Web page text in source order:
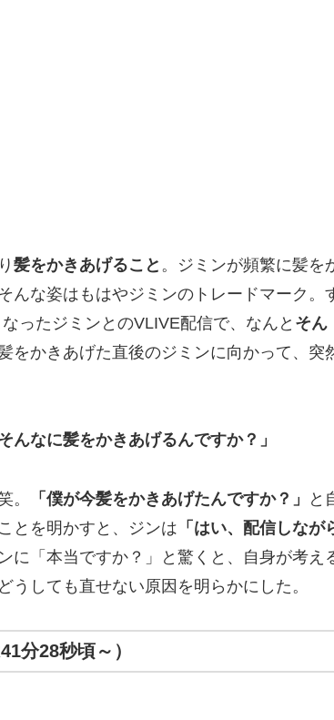
髪をかきあげること 。ジミンが頻繁に髪を
んな姿はもはやジミンのトレードマーク。
ったジミンとのVLIVE配信で、なんと そん
をかきあげた直後のジミンに向かって、突
んなに髪をかきあげるんですか？」
。 「僕が今髪をかきあげたんですか？」
と
とを明かすと、ジンは 「はい、配信しなが
に「本当ですか？」と驚くと、自身が考え
うしても直せない原因を明らかにした。
分28秒頃～）